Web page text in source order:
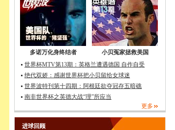
多诺万化身终结者
小贝冤家拯救美国
世界杯MTV第13期：英格兰遭遇德国 自作自受
绝代双娇：感谢世界杯把小贝留给女球迷
世界波特刊第十四期：阿根廷欲夺冠存五暗礁
南非世界杯之英德大战“理”所应当
更多
进球回顾